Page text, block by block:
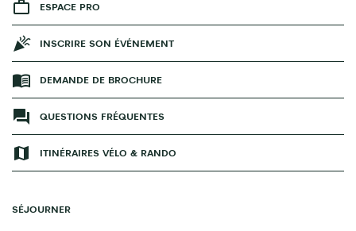
ESPACE PRO
INSCRIRE SON ÉVÉNEMENT
DEMANDE DE BROCHURE
QUESTIONS FRÉQUENTES
ITINÉRAIRES VÉLO & RANDO
SÉJOURNER